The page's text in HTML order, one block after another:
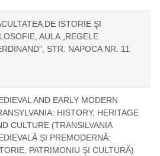
DE ISTORIE ŞI
AULA „REGELE
STR. NAPOCA NR. 11
AND EARLY MODERN
HISTORY, HERITAGE
CULTURE (TRANSILVANIA
ȘI PREMODERNĂ:
PATRIMONIU ŞI CULTURĂ)